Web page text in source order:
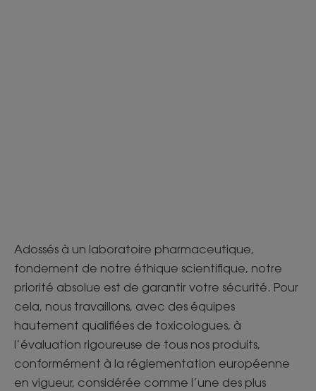
Adossés à un laboratoire pharmaceutique,
fondement de notre éthique scientifique, notre
priorité absolue est de garantir votre sécurité. Pour
cela, nous travaillons, avec des équipes
hautement qualifiées de toxicologues, à
l’évaluation rigoureuse de tous nos produits,
conformément à la réglementation européenne
en vigueur, considérée comme l’une des plus